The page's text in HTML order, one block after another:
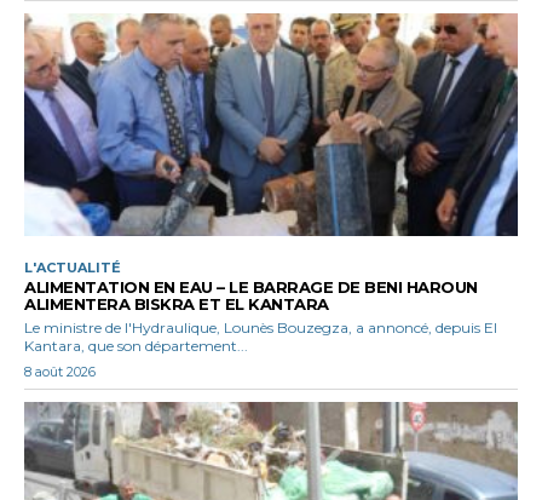
L'ACTUALITÉ
ALIMENTATION EN EAU – LE BARRAGE DE BENI HAROUN
ALIMENTERA BISKRA ET EL KANTARA
Le ministre de l'Hydraulique, Lounès Bouzegza, a annoncé, depuis El
Kantara, que son département...
8 août 2026